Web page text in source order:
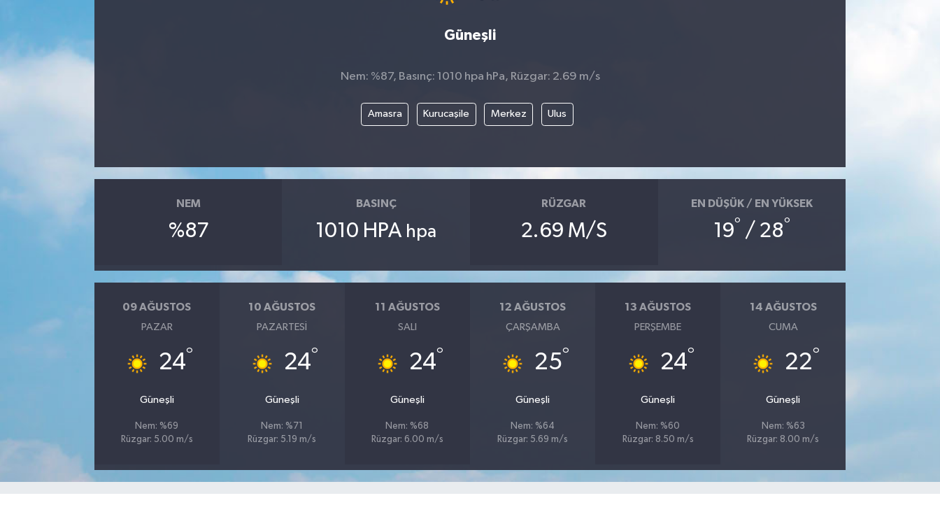
Güneşli
Nem: %87, Basınç: 1010 hpa hPa, Rüzgar: 2.69 m/s
Amasra Kurucaşile Merkez Ulus
NEM
%87
BASINÇ
1010 HPA hpa
RÜZGAR
2.69 M/S
EN DÜŞÜK / EN YÜKSEK
19° / 28°
09 AĞUSTOS
PAZAR
24°
Güneşli
Nem: %69
Rüzgar: 5.00 m/s
10 AĞUSTOS
PAZARTESI
24°
Güneşli
Nem: %71
Rüzgar: 5.19 m/s
11 AĞUSTOS
SALI
24°
Güneşli
Nem: %68
Rüzgar: 6.00 m/s
12 AĞUSTOS
ÇARŞAMBA
25°
Güneşli
Nem: %64
Rüzgar: 5.69 m/s
13 AĞUSTOS
PERŞEMBE
24°
Güneşli
Nem: %60
Rüzgar: 8.50 m/s
14 AĞUSTOS
CUMA
22°
Güneşli
Nem: %63
Rüzgar: 8.00 m/s